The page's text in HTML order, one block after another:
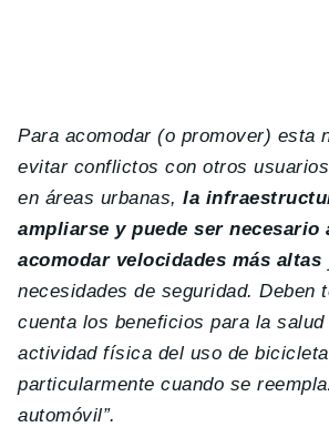
Para acomodar (o promover) esta
evitar conflictos con otros
en áreas urbanas,la
ampliarse y puede ser necesario
acomodar velocidades más altas
necesidades de seguridad. Deben
cuenta los beneficios para la
actividad física del uso de
particularmente cuando se
automóvil”.